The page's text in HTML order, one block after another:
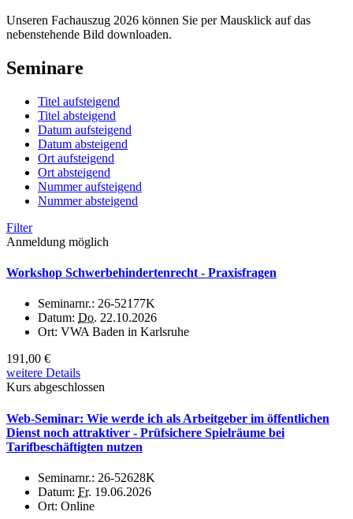
Unseren Fachauszug 2026 können Sie per Mausklick auf das
nebenstehende Bild downloaden.
Seminare
Titel aufsteigend
Titel absteigend
Datum aufsteigend
Datum absteigend
Ort aufsteigend
Ort absteigend
Nummer aufsteigend
Nummer absteigend
Filter
Anmeldung möglich
Workshop Schwerbehindertenrecht - Praxisfragen
Seminarnr.: 26-52177K
Datum: Do. 22.10.2026
Ort: VWA Baden in Karlsruhe
191,00 €
weitere Details
Kurs abgeschlossen
Web-Seminar: Wie werde ich als Arbeitgeber im öffentlichen
Dienst noch attraktiver - Prüfsichere Spielräume bei
Tarifbeschäftigten nutzen
Seminarnr.: 26-52628K
Datum: Fr. 19.06.2026
Ort: Online